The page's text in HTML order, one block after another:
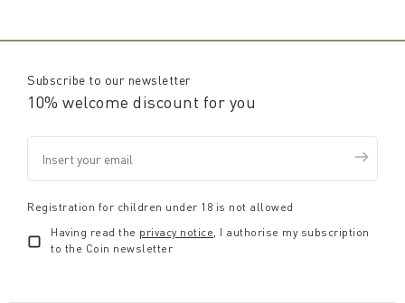
Subscribe to our newsletter
10% welcome discount for you
Registration for children under 18 is not allowed
Having read the privacy notice , I authorise my subscription
to the Coin newsletter